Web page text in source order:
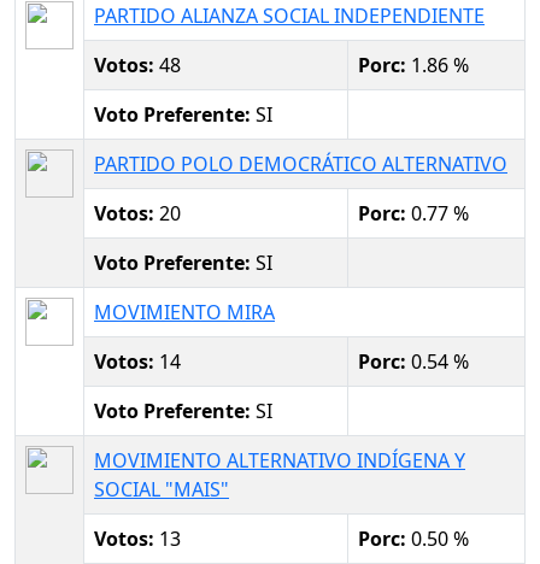
PARTIDO ALIANZA SOCIAL INDEPENDIENTE
Votos: 48 Porc: 1.86 %
Voto Preferente: SI
PARTIDO POLO DEMOCRÁTICO ALTERNATIVO
Votos: 20 Porc: 0.77 %
Voto Preferente: SI
MOVIMIENTO MIRA
Votos: 14 Porc: 0.54 %
Voto Preferente: SI
MOVIMIENTO ALTERNATIVO INDÍGENA Y
SOCIAL "MAIS"
Votos: 13 Porc: 0.50 %